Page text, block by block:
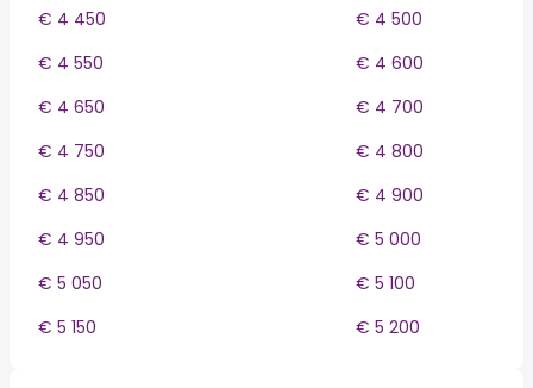
€ 4 450
€ 4 500
€ 4 550
€ 4 600
€ 4 650
€ 4 700
€ 4 750
€ 4 800
€ 4 850
€ 4 900
€ 4 950
€ 5 000
€ 5 050
€ 5 100
€ 5 150
€ 5 200